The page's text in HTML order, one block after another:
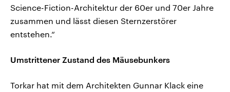
Science-Fiction-Architektur der 60er und 70er Jahre
zusammen und lässt diesen Sternzerstörer
entstehen.“
Umstrittener Zustand des Mäusebunkers
Torkar hat mit dem Architekten Gunnar Klack eine